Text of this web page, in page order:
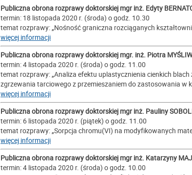
Publiczna obrona rozprawy doktorskiej mgr inż. Edyty
termin: 18 listopada 2020 r. (środa) o godz. 10.30
temat rozprawy: „Nośność graniczna rozciąganych
więcej informacji
Publiczna obrona rozprawy doktorskiej mgr. inż. Piotra
termin: 4 listopada 2020 r. (środa) o godz. 11.00
temat rozprawy: „Analiza efektu uplastycznienia cienkich
zgrzewania tarciowego z przemieszaniem do zastosowania w
więcej informacji
Publiczna obrona rozprawy doktorskiej mgr inż. Pauliny
termin: 6 listopada 2020 r. (piątek) o godz. 11.00
temat rozprawy: „Sorpcja chromu(VI) na modyfikowanych
więcej informacji
Publiczna obrona rozprawy doktorskiej mgr inż. Katarzyny
termin: 4 listopada 2020 r. (środa) o godz. 10.00